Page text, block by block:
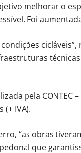
melhorar o
Foi
técnicas
pela CONTEC
(+ IVA).
“as obras
que